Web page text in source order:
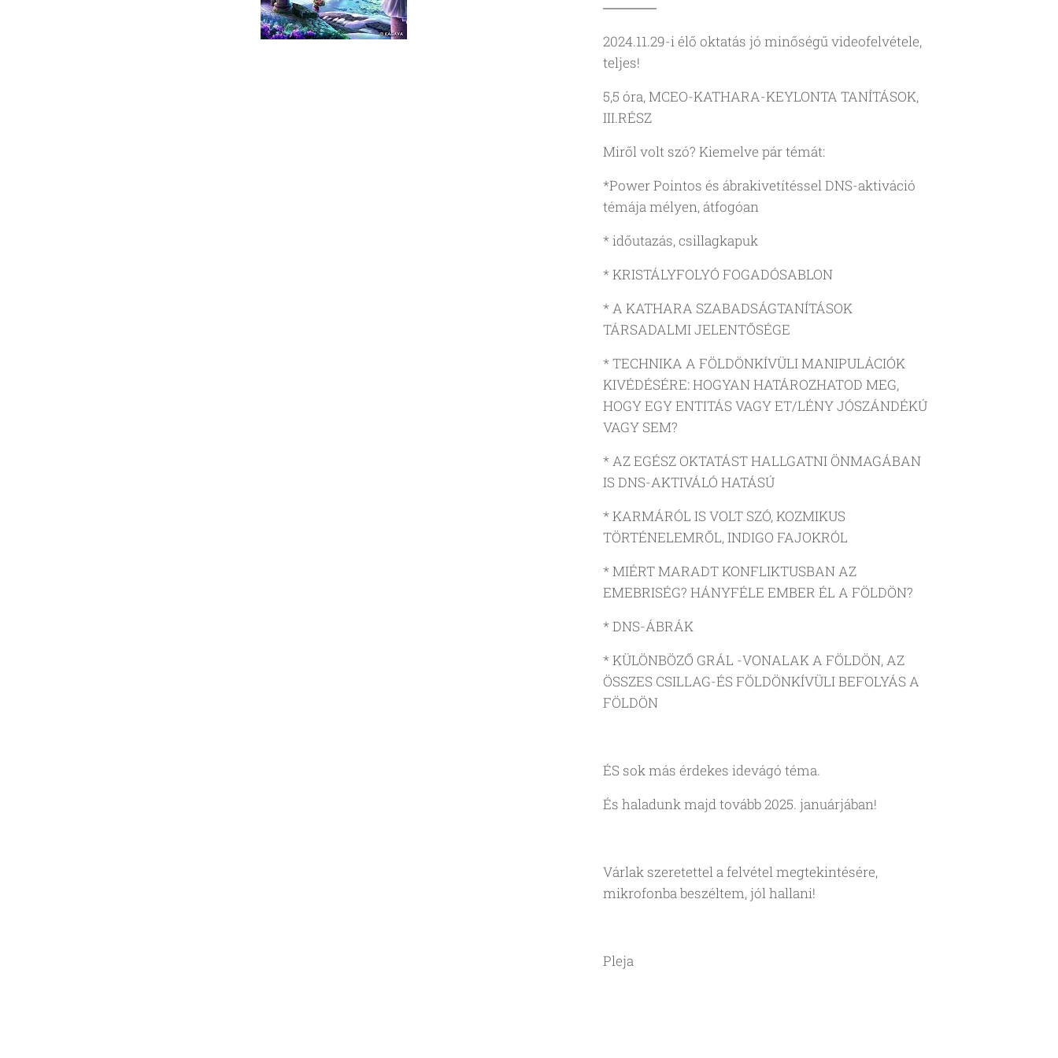
2024.11.29-i élő oktatás jó minőségű videofelvétele,
teljes!
5,5 óra, MCEO-KATHARA-KEYLONTA TANÍTÁSOK,
III.RÉSZ
Miről volt szó? Kiemelve pár témát:
*Power Pointos és ábrakivetítéssel DNS-aktiváció
témája mélyen, átfogóan
* időutazás, csillagkapuk
* KRISTÁLYFOLYÓ FOGADÓSABLON
* A KATHARA SZABADSÁGTANÍTÁSOK
TÁRSADALMI JELENTŐSÉGE
* TECHNIKA A FÖLDÖNKÍVÜLI MANIPULÁCIÓK
KIVÉDÉSÉRE: HOGYAN HATÁROZHATOD MEG,
HOGY EGY ENTITÁS VAGY ET/LÉNY JÓSZÁNDÉKÚ
VAGY SEM?
* AZ EGÉSZ OKTATÁST HALLGATNI ÖNMAGÁBAN
IS DNS-AKTIVÁLÓ HATÁSÚ
* KARMÁRÓL IS VOLT SZÓ, KOZMIKUS
TÖRTÉNELEMRŐL, INDIGO FAJOKRÓL
* MIÉRT MARADT KONFLIKTUSBAN AZ
EMEBRISÉG? HÁNYFÉLE EMBER ÉL A FÖLDÖN?
* DNS-ÁBRÁK
* KÜLÖNBÖZŐ GRÁL -VONALAK A FÖLDÖN, AZ
ÖSSZES CSILLAG-ÉS FÖLDÖNKÍVÜLI BEFOLYÁS A
FÖLDÖN
ÉS sok más érdekes idevágó téma.
És haladunk majd tovább 2025. januárjában!
Várlak szeretettel a felvétel megtekintésére,
mikrofonba beszéltem, jól hallani!
Pleja